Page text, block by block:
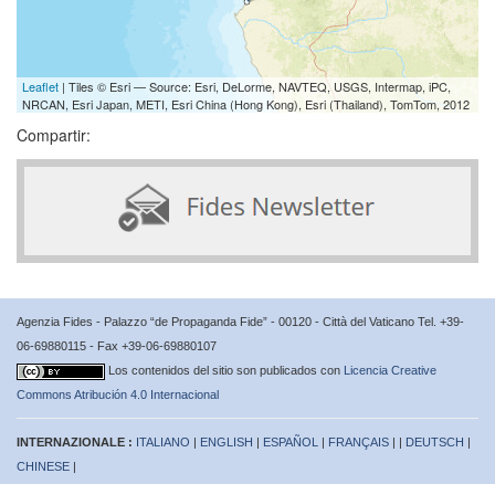
Leaflet | Tiles © Esri — Source: Esri, DeLorme, NAVTEQ, USGS, Intermap, iPC,
NRCAN, Esri Japan, METI, Esri China (Hong Kong), Esri (Thailand), TomTom, 2012
Compartir:
Agenzia Fides - Palazzo “de Propaganda Fide” - 00120 - Città del Vaticano Tel. +39-
06-69880115 - Fax +39-06-69880107
Los contenidos del sitio son publicados con Licencia Creative
Commons Atribución 4.0 Internacional
INTERNAZIONALE : ITALIANO | ENGLISH | ESPAÑOL | FRANÇAIS | | DEUTSCH |
CHINESE |